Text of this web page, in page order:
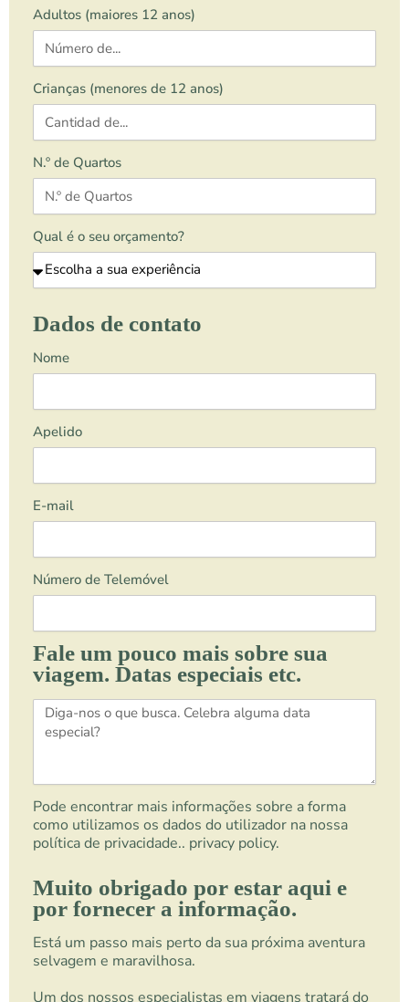
Adultos (maiores 12 anos)
Crianças (menores de 12 anos)
N.º de Quartos
Qual é o seu orçamento?
Dados de contato
Nome
Apelido
E-mail
Número de Telemóvel
Fale um pouco mais sobre sua
viagem. Datas especiais etc.
Pode encontrar mais informações sobre a forma
como utilizamos os dados do utilizador na nossa
política de privacidade.. privacy policy.
Muito obrigado por estar aqui e
por fornecer a informação.
Está um passo mais perto da sua próxima aventura
selvagem e maravilhosa.
Um dos nossos especialistas em viagens tratará do